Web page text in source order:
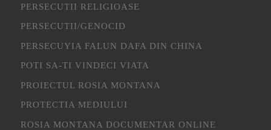
PERSECUTII RELIGIOASE
PERSECUTII/GENOCID
PERSECUYIA FALUN DAFA DIN CHINA
POTI SA-TI VINDECI VIATA
PROIECTUL ROSIA MONTANA
PROTECTIA MEDIULUI
ROSIA MONTANA DOCUMENTAR ONLINE